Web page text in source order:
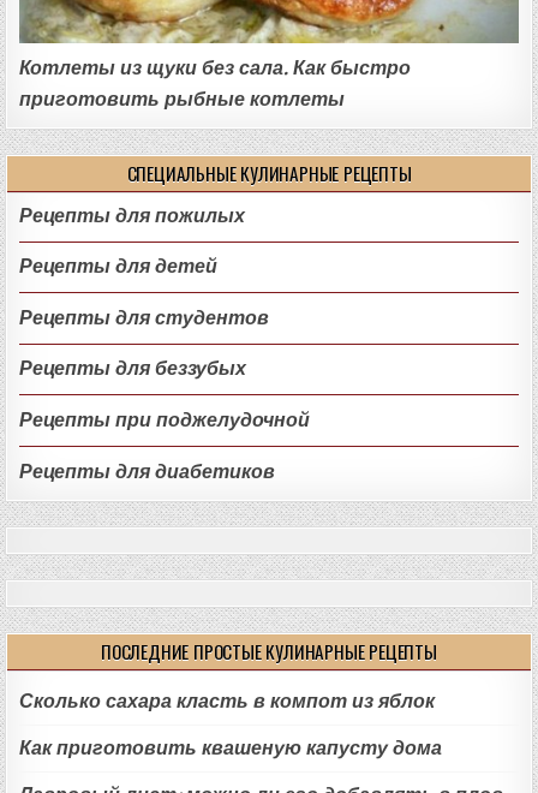
Котлеты из щуки без сала. Как быстро
приготовить рыбные котлеты
СПЕЦИАЛЬНЫЕ КУЛИНАРНЫЕ РЕЦЕПТЫ
Рецепты для пожилых
Рецепты для детей
Рецепты для студентов
Рецепты для беззубых
Рецепты при поджелудочной
Рецепты для диабетиков
ПОСЛЕДНИЕ ПРОСТЫЕ КУЛИНАРНЫЕ РЕЦЕПТЫ
Сколько сахара класть в компот из яблок
Как приготовить квашеную капусту дома